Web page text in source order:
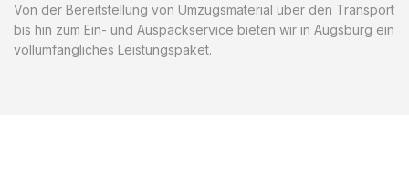
Von der Bereitstellung von Umzugsmaterial über den Transport
bis hin zum Ein- und Auspackservice bieten wir in Augsburg ein
vollumfängliches Leistungspaket.